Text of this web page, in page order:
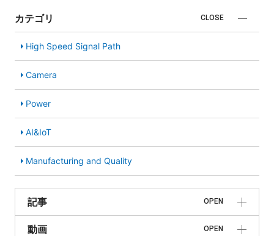
カテゴリ CLOSE
High Speed Signal Path
Camera
Power
AI&IoT
Manufacturing and Quality
記事 OPEN
動画 OPEN